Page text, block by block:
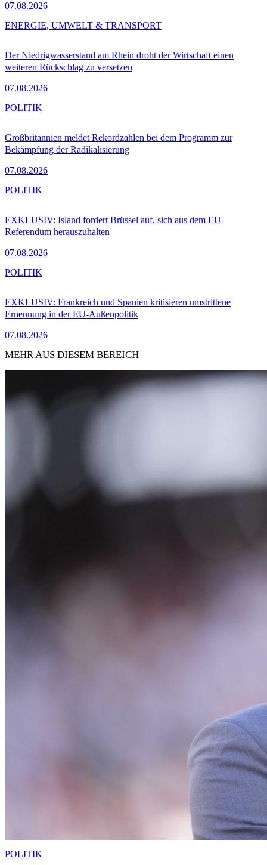
07.08.2026
Der Niedrigwasserstand am Rhein droht der Wirtschaft einen
weiteren Rückschlag zu versetzen
07.08.2026
ENERGIE, UMWELT & TRANSPORT
Großbritannien meldet Rekordzahlen bei dem Programm zur
Bekämpfung der Radikalisierung
07.08.2026
POLITIK
EXKLUSIV: Island fordert Brüssel auf, sich aus dem EU-
Referendum herauszuhalten
07.08.2026
POLITIK
EXKLUSIV: Frankreich und Spanien kritisieren umstrittene
Ernennung in der EU-Außenpolitik
07.08.2026
POLITIK
MEHR AUS DIESEM BEREICH
POLITIK